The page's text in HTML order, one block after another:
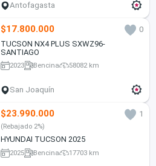
Antofagasta
$17.800.000
0
TUCSON NX4 PLUS SXWZ96-
SANTIAGO
2023 Bencina 58082 km
San Joaquín
$23.990.000 1
(Rebajado 2%)
HYUNDAI TUCSON 2025
2025 Bencina 17703 km